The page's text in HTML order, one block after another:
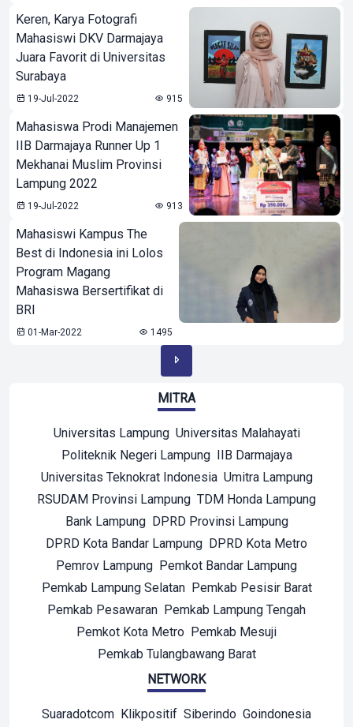
Keren, Karya Fotografi
Mahasiswi DKV Darmajaya
Juara Favorit di Universitas
Surabaya
19-Jul-2022 915
Mahasiswa Prodi Manajemen
IIB Darmajaya Runner Up 1
Mekhanai Muslim Provinsi
Lampung 2022
19-Jul-2022 913
Mahasiswi Kampus The
Best di Indonesia ini Lolos
Program Magang
Mahasiswa Bersertifikat di
BRI
01-Mar-2022 1495
MITRA
Universitas Lampung Universitas Malahayati
Politeknik Negeri Lampung IIB Darmajaya
Universitas Teknokrat Indonesia Umitra Lampung
RSUDAM Provinsi Lampung TDM Honda Lampung
Bank Lampung DPRD Provinsi Lampung
DPRD Kota Bandar Lampung DPRD Kota Metro
Pemrov Lampung Pemkot Bandar Lampung
Pemkab Lampung Selatan Pemkab Pesisir Barat
Pemkab Pesawaran Pemkab Lampung Tengah
Pemkot Kota Metro Pemkab Mesuji
Pemkab Tulangbawang Barat
NETWORK
Suaradotcom Klikpositif Siberindo Goindonesia